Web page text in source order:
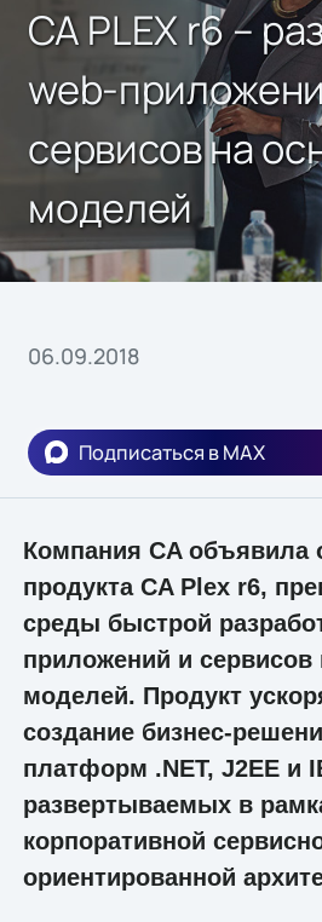
CA PLEX r6 –
web-
сервисов на
моделей
06.09.2018
Подписаться в MAX
Компания CA объявила
продукта CA Plex r6,
среды быстрой
приложений и сервисов
моделей. Продукт
создание бизнес-
платформ .NET, J2EE и
развертываемых в
корпоративной
ориентированной